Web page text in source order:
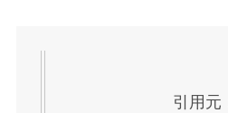
引用元